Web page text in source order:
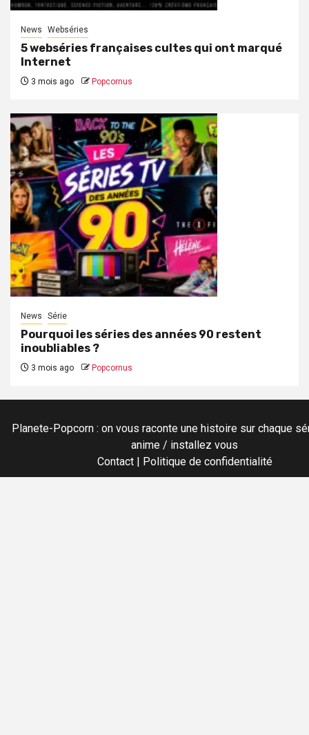
News Webséries
5 webséries françaises cultes qui ont marqué
Internet
3 mois ago Popcornus
News Série
Pourquoi les séries des années 90 restent
inoubliables ?
3 mois ago Popcornus
Planete-Popcorn : on vous raconte une histoire sur chaque
anime / installez vous
Contact| Politique de confidentialité